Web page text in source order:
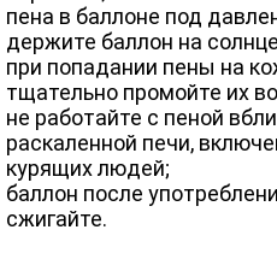
пена в баллоне под
держите баллон на
при попадании пены на
тщательно промойте их
не работайте с пеной
раскаленной печи,
курящих людей;
баллон после
сжигайте.